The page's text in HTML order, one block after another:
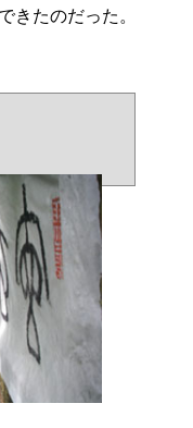
きたのだった。